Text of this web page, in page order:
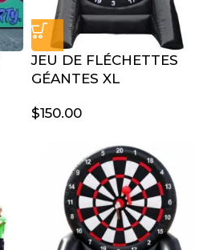
JEU DE FLÉCHETTES
GÉANTES XL
$150.00